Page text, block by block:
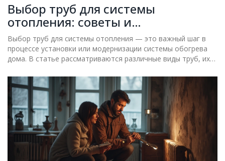
Выбор труб для системы
отопления: советы и
рекомендации
Выбор труб для системы отопления — это важный шаг в
процессе установки или модернизации системы обогрева
дома. В статье рассматриваются различные виды труб, их
использованию. Поможет разобраться в выборе между
металлическими, пластиковыми и композитными трубами, а
также даст практические рекомендации для монтажа и
эксплуатации.